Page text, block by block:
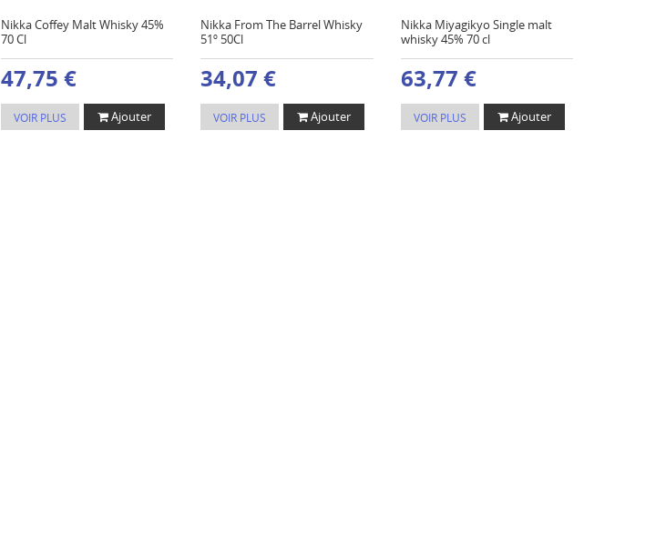
Nikka Coffey Malt Whisky 45%
70 Cl
47,75 €
VOIR PLUS Ajouter
Nikka From The Barrel Whisky
51º 50Cl
34,07 €
VOIR PLUS Ajouter
Nikka Miyagikyo Single malt
whisky 45% 70 cl
63,77 €
VOIR PLUS Ajouter